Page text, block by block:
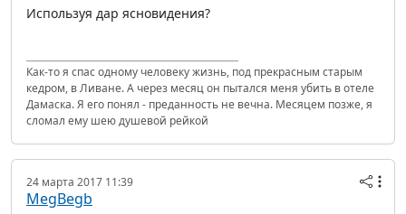
Используя дар ясновидения?
Как-то я спас одному человеку жизнь, под прекрасным старым
кедром, в Ливане. А через месяц он пытался меня убить в отеле
Дамаска. Я его понял - преданность не вечна. Месяцем позже, я
сломал ему шею душевой рейкой
24 марта 2017 11:39
MegBegb